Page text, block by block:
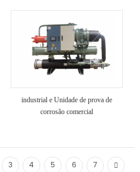
industrial e Unidade de prova de
corrosão comercial
3 4 5 6
7